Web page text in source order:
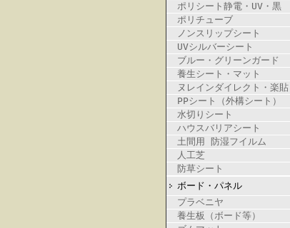
ポリシート静電・UV・黒
ポリチューブ
ノンスリップシート
UVシルバーシート
ブルー・グリーンガード
養生シート・マット
ヌレインダイレクト・楽貼
PPシート（外構シート）
水切りシート
ハウスバリアシート
土間用 防湿フイルム
人工芝
防草シート
ボード・パネル
プラベニヤ
養生板（ボード等）